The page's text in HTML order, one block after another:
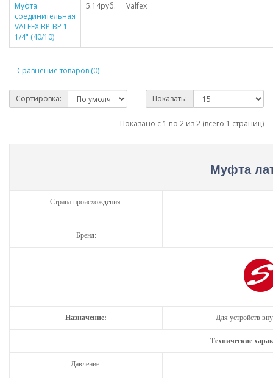
Муфта
соединительная
VALFEX ВР-ВР 1
1/4" (40/10)
5.14руб. Valfex
Сравнение товаров (0)
Сортировка: Показать:
Показано с 1 по 2 из 2 (всего 1 страниц)
Муфта
Страна происхождения:
Бренд:
Назначение: Для устройств
Технические
Давление: